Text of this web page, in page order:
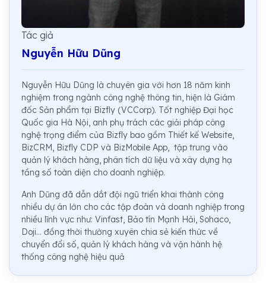
Tác giả
Nguyễn Hữu Dũng
Nguyễn Hữu Dũng là chuyên gia với hơn 18 năm kinh
nghiệm trong ngành công nghệ thông tin, hiện là Giám
đốc Sản phẩm tại Bizfly (VCCorp). Tốt nghiệp Đại học
Quốc gia Hà Nội, anh phụ trách các giải pháp công
nghệ trọng điểm của Bizfly bao gồm Thiết kế Website,
BizCRM, Bizfly CDP và BizMobile App, tập trung vào
quản lý khách hàng, phân tích dữ liệu và xây dựng hạ
tầng số toàn diện cho doanh nghiệp.
Anh Dũng đã dẫn dắt đội ngũ triển khai thành công
nhiều dự án lớn cho các tập đoàn và doanh nghiệp trong
nhiều lĩnh vực như: Vinfast, Bảo tín Mạnh Hải, Sohaco,
Doji... đồng thời thường xuyên chia sẻ kiến thức về
chuyển đổi số, quản lý khách hàng và vận hành hệ
thống công nghệ hiệu quả